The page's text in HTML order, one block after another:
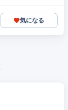
気になる